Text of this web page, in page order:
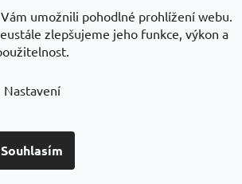
umožnili pohodlné prohlížení webu.
zlepšujeme jeho funkce, výkon a
Nastavení
Souhlasím
Na co si dát pozor
doraz.
dvojitou antikorozní ochranu.
holém plechu“ jako u běžně
Typ regálu